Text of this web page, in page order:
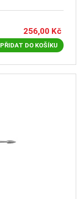
256,00 Kč
PŘIDAT DO KOŠÍKU